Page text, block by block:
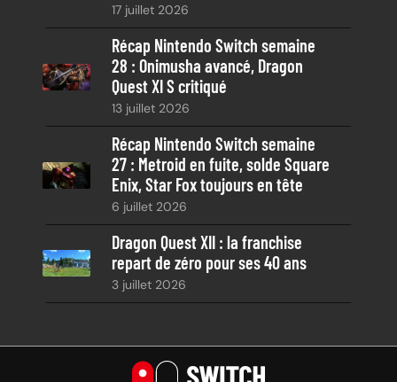
17 juillet 2026
Récap Nintendo Switch semaine
28 : Onimusha avancé, Dragon
Quest XI S critiqué
13 juillet 2026
Récap Nintendo Switch semaine
27 : Metroid en fuite, solde Square
Enix, Star Fox toujours en tête
6 juillet 2026
Dragon Quest XII : la franchise
repart de zéro pour ses 40 ans
3 juillet 2026